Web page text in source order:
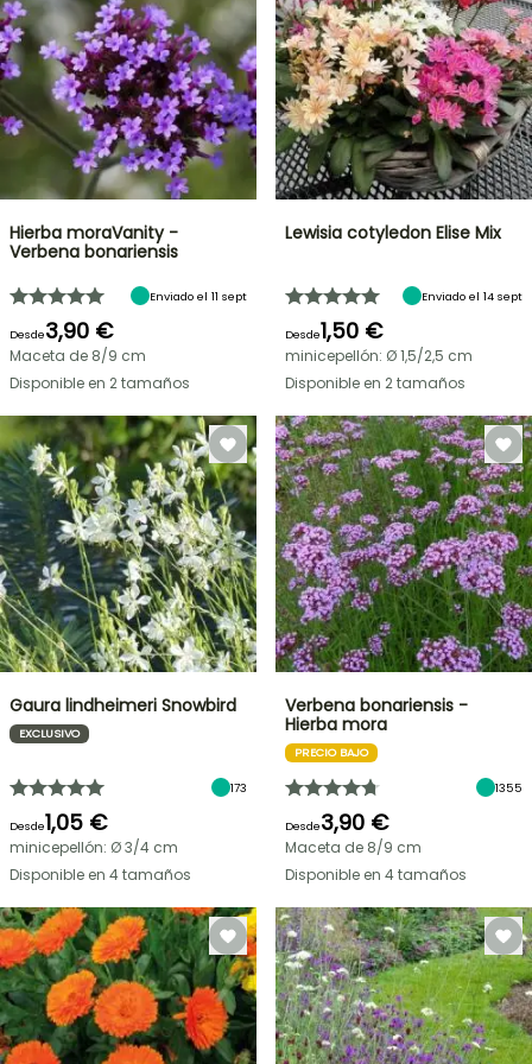
OFERTA
RELÁMPAGO
¡HASTA
UN
30
%
Hierba moraVanity -
Verbena bonariensis
Enviado el 11 sept
Desde3,90 €
Maceta de 8/9 cm
Disponible en 2 tamaños
Lewisia cotyledon Elise Mix
Enviado el 14 sept
Desde1,50 €
minicepellón: Ø 1,5/2,5 cm
Disponible en 2 tamaños
Gaura lindheimeri Snowbird
EXCLUSIVO
173
Desde1,05 €
minicepellón: Ø 3/4 cm
Disponible en 4 tamaños
Verbena bonariensis -
Hierba mora
PRECIO BAJO
1355
Desde3,90 €
Maceta de 8/9 cm
Disponible en 4 tamaños